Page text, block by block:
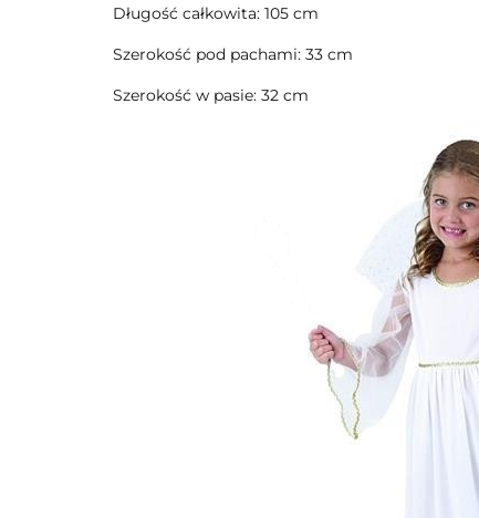
Długość całkowita: 105 cm
Szerokość pod pachami: 33 cm
Szerokość w pasie: 32 cm